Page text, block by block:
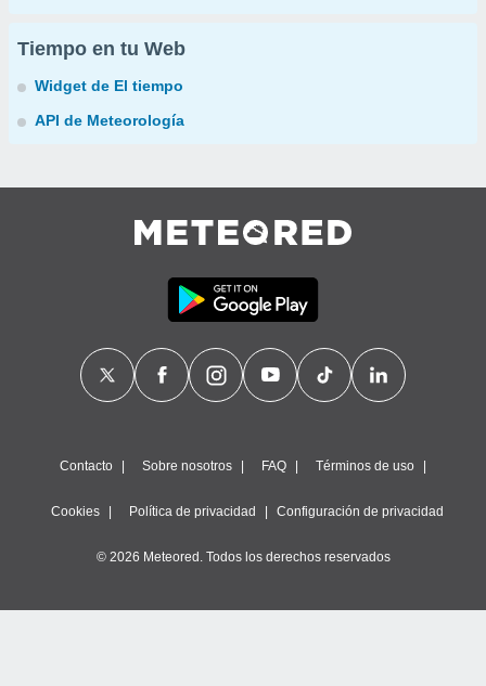
Tiempo en tu Web
Widget de El tiempo
API de Meteorología
Contacto Sobre nosotros FAQ Términos de uso
Cookies Política de privacidad Configuración de privacidad
© 2026 Meteored. Todos los derechos reservados